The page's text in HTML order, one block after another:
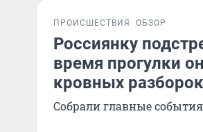
ПРОИСШЕСТВИЯ ОБЗОР
Россиянку
время прогулки
кровных
Собрали главные